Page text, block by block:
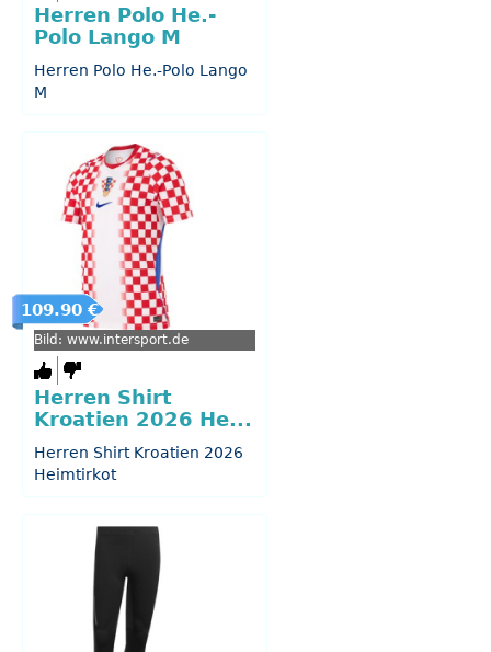
Herren Polo He.-
Polo Lango M
Herren Polo He.-Polo Lango
M
109.90 €
Bild: www.intersport.de
Herren Shirt
Kroatien 2026 He...
Herren Shirt Kroatien 2026
Heimtirkot